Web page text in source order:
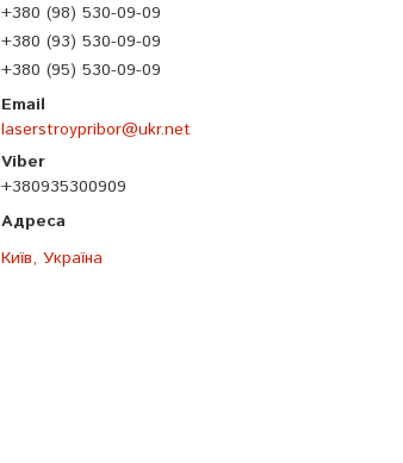
+380 (98) 530-09-09
+380 (93) 530-09-09
+380 (95) 530-09-09
laserstroypribor@ukr.net
+380935300909
Київ, Україна